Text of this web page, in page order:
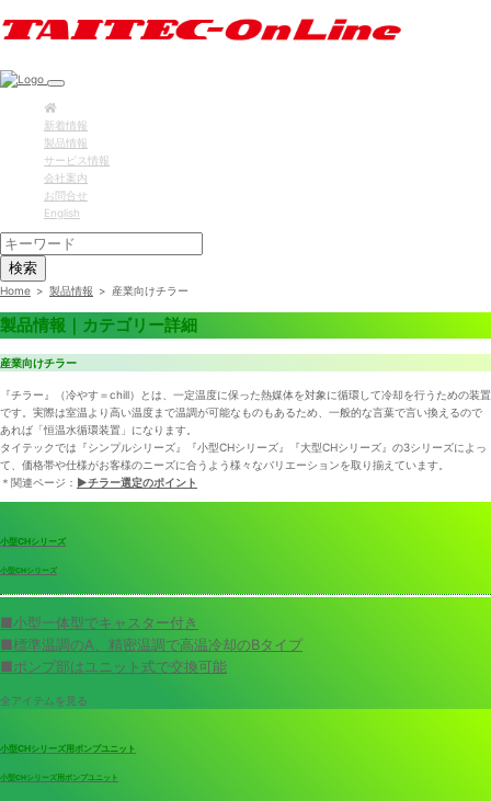
新着情報
製品情報
サービス情報
会社案内
お問合せ
English
検索
Home > 製品情報 > 産業向けチラー
製品情報｜カテゴリー詳細
産業向けチラー
『チラー』（冷やす＝chill）とは、一定温度に保った熱媒体を対象に循環して冷却を行うための装置
です。実際は室温より高い温度まで温調が可能なものもあるため、一般的な言葉で言い換えるので
あれば「恒温水循環装置」になります。
タイテックでは『シンプルシリーズ』『小型CHシリーズ』『大型CHシリーズ』の3シリーズによっ
て、価格帯や仕様がお客様のニーズに合うよう様々なバリエーションを取り揃えています。
＊関連ページ： ▶チラー選定のポイント
小型CHシリーズ
小型CHシリーズ
■小型一体型でキャスター付き
■標準温調のA、精密温調で高温冷却のBタイプ
■ポンプ部はユニット式で交換可能
全アイテムを見る
小型CHシリーズ用ポンプユニット
小型CHシリーズ用ポンプユニット